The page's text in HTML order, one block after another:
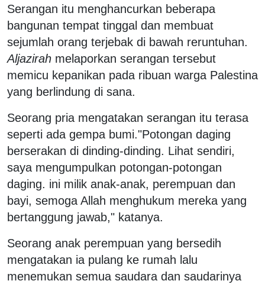
Serangan itu menghancurkan beberapa
bangunan tempat tinggal dan membuat
sejumlah orang terjebak di bawah reruntuhan.
Aljazirah melaporkan serangan tersebut
memicu kepanikan pada ribuan warga Palestina
yang berlindung di sana.
Seorang pria mengatakan serangan itu terasa
seperti ada gempa bumi."Potongan daging
berserakan di dinding-dinding. Lihat sendiri,
saya mengumpulkan potongan-potongan
daging. ini milik anak-anak, perempuan dan
bayi, semoga Allah menghukum mereka yang
bertanggung jawab," katanya.
Seorang anak perempuan yang bersedih
mengatakan ia pulang ke rumah lalu
menemukan semua saudara dan saudarinya